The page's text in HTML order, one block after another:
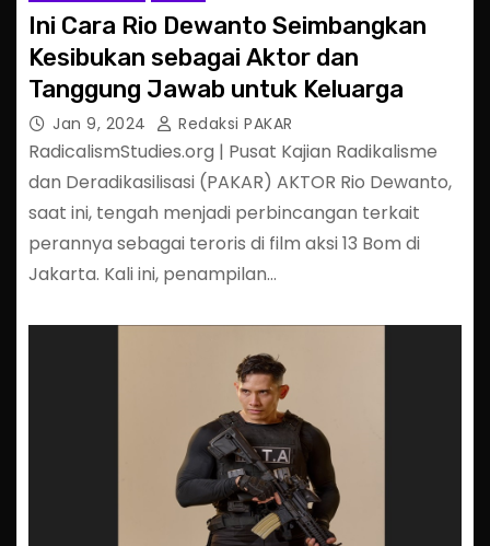
Ini Cara Rio Dewanto Seimbangkan
Kesibukan sebagai Aktor dan
Tanggung Jawab untuk Keluarga
Jan 9, 2024 Redaksi PAKAR
RadicalismStudies.org | Pusat Kajian Radikalisme
dan Deradikasilisasi (PAKAR) AKTOR Rio Dewanto,
saat ini, tengah menjadi perbincangan terkait
perannya sebagai teroris di film aksi 13 Bom di
Jakarta. Kali ini, penampilan…